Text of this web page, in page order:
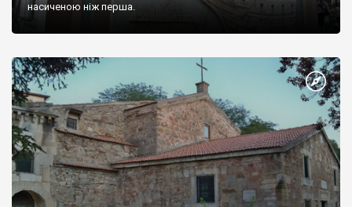
насиченою ніж перша.